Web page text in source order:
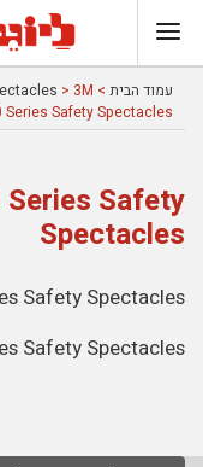
עמוד הבית >
> 3M
Series Safety Spectacles
Safety
Spectacles
Safety Spectacles
Safety Spectacles